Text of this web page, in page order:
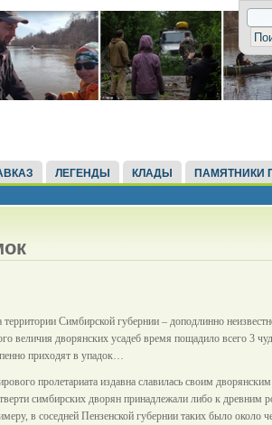
ЛЕГЕНДЫ КЛАДЫ ПАМЯТНИКИ
Симбирской губернии – доподлинно
величия дворянских усадеб время пощадило всего 3
приходят в упадок…
пролетариата издавна славилась своим
симбирских дворян принадлежали либо к древним
в соседней Пензенской губернии таких было около